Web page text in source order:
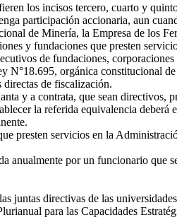
los incisos tercero, cuarto y
participación accionaria, aun
de Minería, la Empresa de los
y fundaciones que presten
de fundaciones,
N°18.695, orgánica constitucional
de fiscalización.
y a contrata, que sean directivos,
la referida equivalencia
presten servicios en la
anualmente por un funcionario que
juntas directivas de las
para las Capacidades